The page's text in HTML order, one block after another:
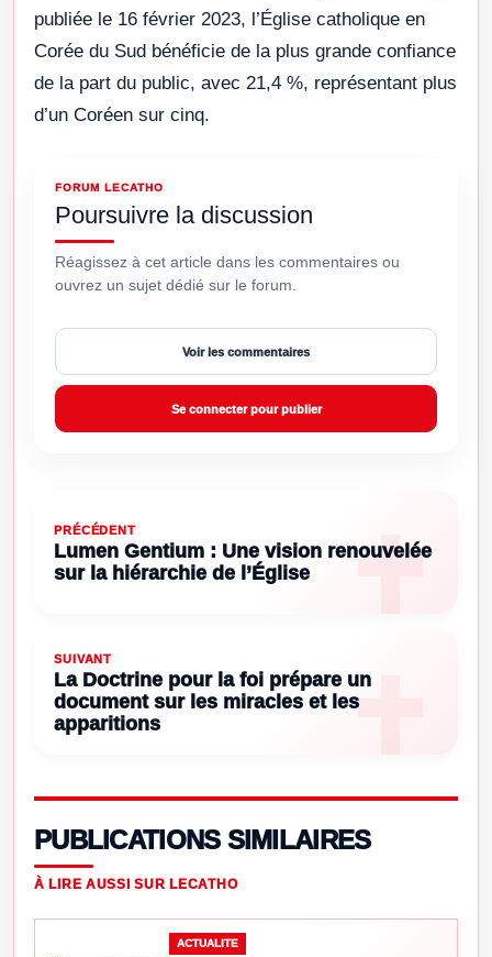
publiée le 16 février 2023, l’Église catholique en
Corée du Sud bénéficie de la plus grande confiance
de la part du public, avec 21,4 %, représentant plus
d’un Coréen sur cinq.
FORUM LECATHO
Poursuivre la discussion
Réagissez à cet article dans les commentaires ou
ouvrez un sujet dédié sur le forum.
Voir les commentaires
Se connecter pour publier
PRÉCÉDENT
Lumen Gentium : Une vision renouvelée
sur la hiérarchie de l’Église
SUIVANT
La Doctrine pour la foi prépare un
document sur les miracles et les
apparitions
PUBLICATIONS SIMILAIRES
À LIRE AUSSI SUR LECATHO
ACTUALITE